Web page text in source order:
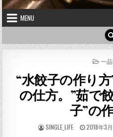
MENU
一
“水餃子の作り
の仕方。”茹で
子”の
AUTHOR:
SINGLE_LIFE
PUBLISHED
2018年3